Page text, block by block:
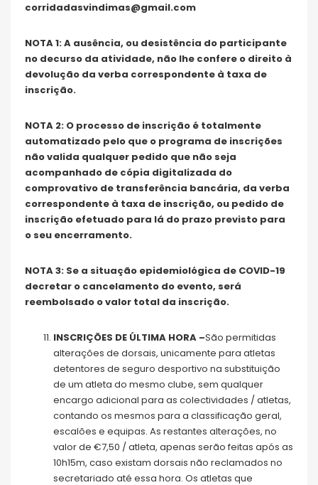
corridadasvindimas@gmail.com
NOTA 1: A ausência, ou desistência do participante
no decurso da atividade, não lhe confere o direito à
devolução da verba correspondente à taxa de
inscrição.
NOTA 2: O processo de inscrição é totalmente
automatizado pelo que o programa de inscrições
não valida qualquer pedido que não seja
acompanhado de cópia digitalizada do
comprovativo de transferência bancária, da verba
correspondente à taxa de inscrição, ou pedido de
inscrição efetuado para lá do prazo previsto para
o seu encerramento.
NOTA 3: Se a situação epidemiológica de COVID-19
decretar o cancelamento do evento, será
reembolsado o valor total da inscrição.
INSCRIÇÕES DE ÚLTIMA HORA –São permitidas
alterações de dorsais, unicamente para atletas
detentores de seguro desportivo na substituição
de um atleta do mesmo clube, sem qualquer
encargo adicional para as colectividades / atletas,
contando os mesmos para a classificação geral,
escalões e equipas. As restantes alterações, no
valor de €7,50 / atleta, apenas serão feitas após as
10h15m, caso existam dorsais não reclamados no
secretariado até essa hora. Os atletas que